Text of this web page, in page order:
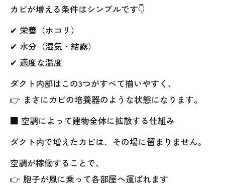
カビが増える条件はシンプルです👇
✔ 栄養（ホコリ）
✔ 水分（湿気・結露）
✔ 適度な温度
ダクト内部はこの3つがすべて揃いやすく、
👉 まさにカビの培養器のような状態になります。
■ 空調によって建物全体に拡散する仕組み
ダクト内で増えたカビは、その場に留まりません。
空調が稼働することで、
👉 胞子が風に乗って各部屋へ運ばれます